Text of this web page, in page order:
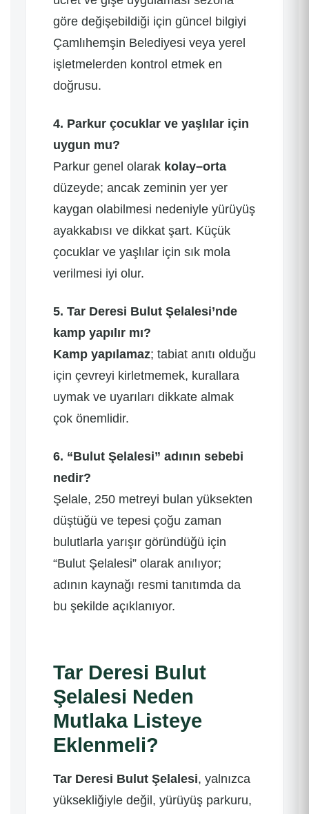
göre değişebildiği için güncel bilgiyi
Çamlıhemşin Belediyesi veya yerel
işletmelerden kontrol etmek en
doğrusu.
4. Parkur çocuklar ve yaşlılar için
uygun mu?
Parkur genel olarak kolay–orta
düzeyde; ancak zeminin yer yer
kaygan olabilmesi nedeniyle yürüyüş
ayakkabısı ve dikkat şart. Küçük
çocuklar ve yaşlılar için sık mola
verilmesi iyi olur.
5. Tar Deresi Bulut Şelalesi’nde
kamp yapılır mı?
Kamp yapılamaz; tabiat anıtı olduğu
için çevreyi kirletmemek, kurallara
uymak ve uyarıları dikkate almak
çok önemlidir.
6. “Bulut Şelalesi” adının sebebi
nedir?
Şelale, 250 metreyi bulan yüksekten
düştüğü ve tepesi çoğu zaman
bulutlarla yarışır göründüğü için
“Bulut Şelalesi” olarak anılıyor;
adının kaynağı resmi tanıtımda da
bu şekilde açıklanıyor.
Tar Deresi Bulut
Şelalesi Neden
Mutlaka Listeye
Eklenmeli?
Tar Deresi Bulut Şelalesi, yalnızca
yüksekliğiyle değil, yürüyüş parkuru,